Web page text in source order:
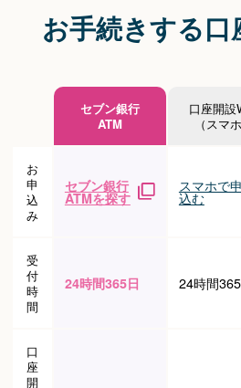
お手続きする口
セブン銀行
ATM
口座開設
（スマホ
お
申
込
み
セブン銀行
ATMを探す
スマホで申
込む
受
付
時
間
24時間365日 24時間
口
座
開